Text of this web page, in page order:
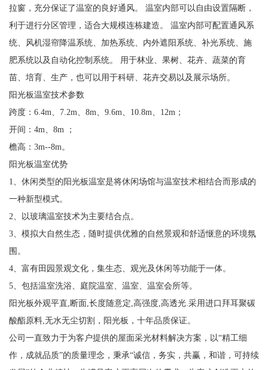
拉窗，充分保证了温室的良好通风。 温室内部可以自由设置隔断，
利于进行分区管理，适合大规模连栋建造。 温室内部可配置通风系
统、风机湿帘降温系统、加热系统、内外遮阳系统、补光系统、施
肥系统以及自动化控制系统。 用于林业、果树、花卉、蔬菜的育
苗、培育、生产，也可以用于科研、花卉交易以及展示场所。
阳光板温室技术参数
跨度：6.4m、7.2m、8m、9.6m、10.8m、12m；
开间：4m、8m ；
檐高：3m--8m。
阳光板温室优势
1、休闲类型的阳光板温室是将休闲场馆与温室技术相结合而形成的
一种新型模式。
2、以玻璃温室技术为主要结合点。
3、模拟大自然生态，随时提供优雅的自然景观和舒适惬意的环境氛
围。
4、富有田园景观文化，集生态、观光及休闲等功能于一体。
5、包括温室洗浴、庭院温室、温室、温室会所等。
阳光板外观平直,断面,长度随意定,高强度,高透光.采用进口拜耳聚碳
酸酯原料,无水无尘切割，阳光板，十年品质保证。
公司一直致力于为客户提供的屋面采光材料解决方案，以“精工细
作，成就品质”的质量理念，秉承“诚信，务实，共赢，和谐，可持续